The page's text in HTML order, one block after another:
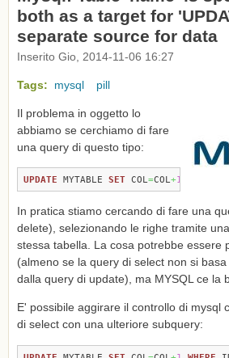
both as a target for
separate source for data
Inserito Gio, 2014-11-06 16:27
Tags: mysql pill
Il problema in oggetto lo
abbiamo se cerchiamo di fare
una query di questo tipo:
UPDATE MYTABLE SET COL=COL+1
In pratica stiamo cercando di fare una
delete), selezionando le righe tramite
stessa tabella. La cosa potrebbe essere
(almeno se la query di select non si
dalla query di update), ma MYSQL ce la
E' possibile aggirare il controllo di mysql
di select con una ulteriore subquery: